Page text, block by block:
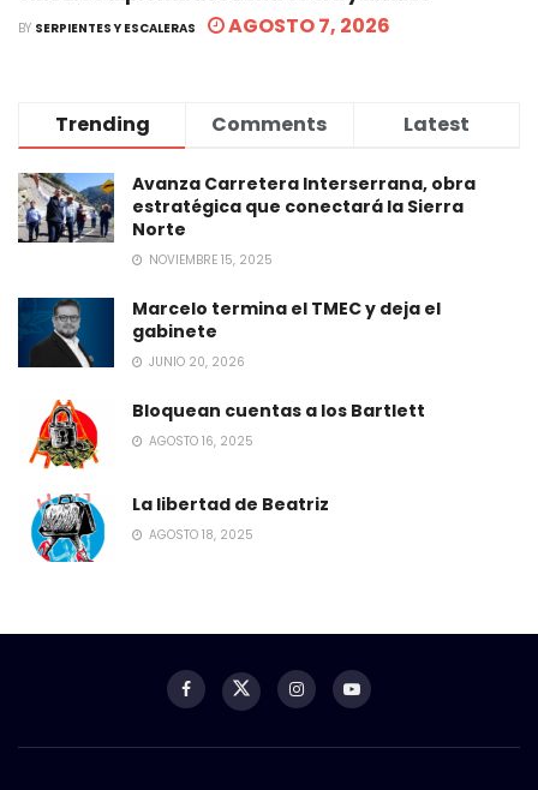
BY SERPIENTES Y ESCALERAS AGOSTO 7, 2026
Trending Comments Latest
Avanza Carretera Interserrana, obra
estratégica que conectará la Sierra
Norte
NOVIEMBRE 15, 2025
Marcelo termina el TMEC y deja el
gabinete
JUNIO 20, 2026
Bloquean cuentas a los Bartlett
AGOSTO 16, 2025
La libertad de Beatriz
AGOSTO 18, 2025